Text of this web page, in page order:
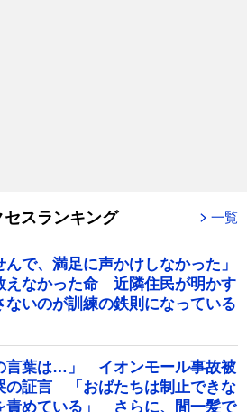
セスランキング 一覧
んで、満足に声かけしなかった」
えなかった命 近隣住民が明かす
ないのが訓練の鉄則になっている
言葉は…」 イオンモール事故被
の証言 「おばたちは制止できな
責めている」 さらに、間一髪で